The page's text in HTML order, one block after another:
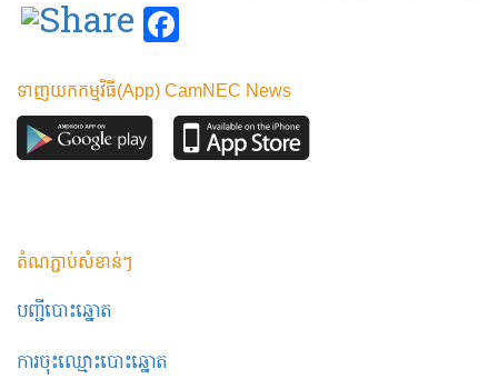
ទាញយកកម្មវិធី(App) CamNEC News
តំណភ្ជាប់សំខាន់ៗ
បញ្ជីបោះឆ្នោត
ការចុះឈ្មោះបោះឆ្នោត